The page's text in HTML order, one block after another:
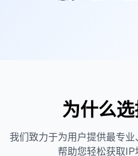
为什么选
我们致力于为用户提供最专业
帮助您轻松获取IP